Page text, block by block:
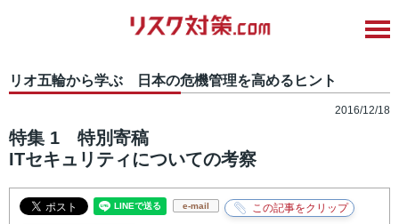
リオ五輪から学ぶ 日本の危機管理を高めるヒント
2016/12/18
特集 1 特別寄稿
ITセキュリティについての考察
e-mail